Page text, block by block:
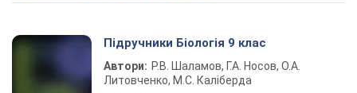
Play Video
Підручники Біологія 9 клас
Автори: Р.В. Шаламов, Г.А. Носов, О.А.
Литовченко, М.С. Каліберда